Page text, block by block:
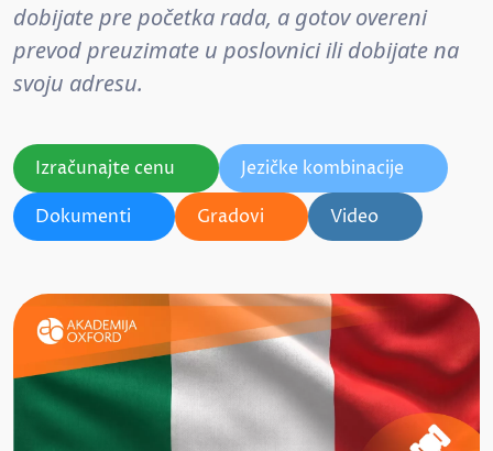
dobijate pre početka rada, a gotov overeni
prevod preuzimate u poslovnici ili dobijate na
svoju adresu.
Izračunajte cenu
Jezičke kombinacije
Dokumenti
Gradovi Video